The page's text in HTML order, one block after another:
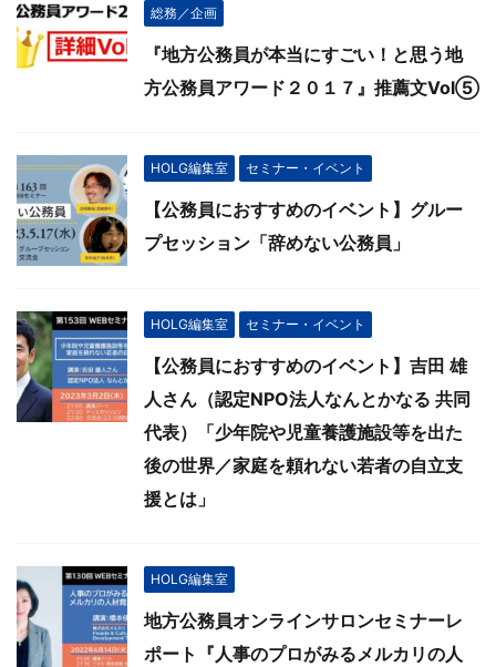
総務／企画
『地方公務員が本当にすごい！と思う地
方公務員アワード２０１７』推薦文Vol⑤
HOLG編集室 セミナー・イベント
【公務員におすすめのイベント】グルー
プセッション「辞めない公務員」
HOLG編集室 セミナー・イベント
【公務員におすすめのイベント】吉田 雄
人さん（認定NPO法人なんとかなる 共同
代表）「少年院や児童養護施設等を出た
後の世界／家庭を頼れない若者の自立支
援とは」
HOLG編集室
地方公務員オンラインサロンセミナーレ
ポート『人事のプロがみるメルカリの人